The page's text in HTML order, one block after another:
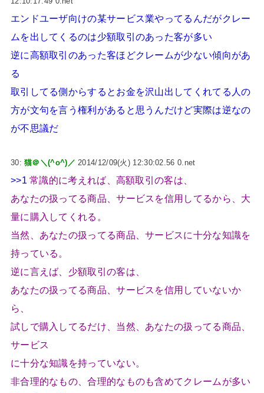
エンドユーザ向けの某サービス業やってるんだがクレー
ムを出してくるのは少額取引のあった客が多い
逆に高額取引のあった客ほどクレームが少ない傾向があ
る
取引してる側からするとお金を沢山出してくれてる人の
方が文句を言う権利があると思うんだけど実際は逆なの
が不思議だ
30:猫＠＼(^o^)／ 2014/12/09(火) 12:30:02.56 0.net
>>1 常識的に考えれば、高額取引の客は、
あなたの扱ってる商品、サービスを信用してるから、大
量に購入してくれる。
当然、あなたの扱ってる商品、サービスに十分な知識を
持っている。
逆に言えば、少額取引の客は、
あなたの扱ってる商品、サービスを信用していないか
ら、
試しで購入してるだけ、当然、あなたの扱ってる商品、
サービス
に十分な知識を持っていない。
非合理的なもの、合理的なものも含めてクレームが多い